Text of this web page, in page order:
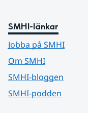
SMHI-länkar
Jobba på SMHI
Om SMHI
SMHI-bloggen
SMHI-podden